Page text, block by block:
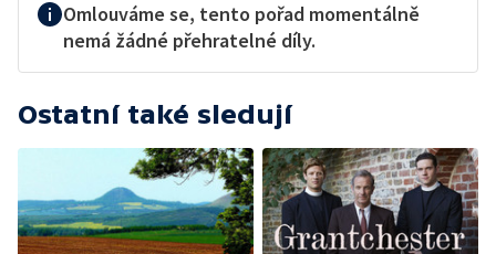
Omlouváme se, tento pořad momentálně
nemá žádné přehratelné díly.
Ostatní také sledují